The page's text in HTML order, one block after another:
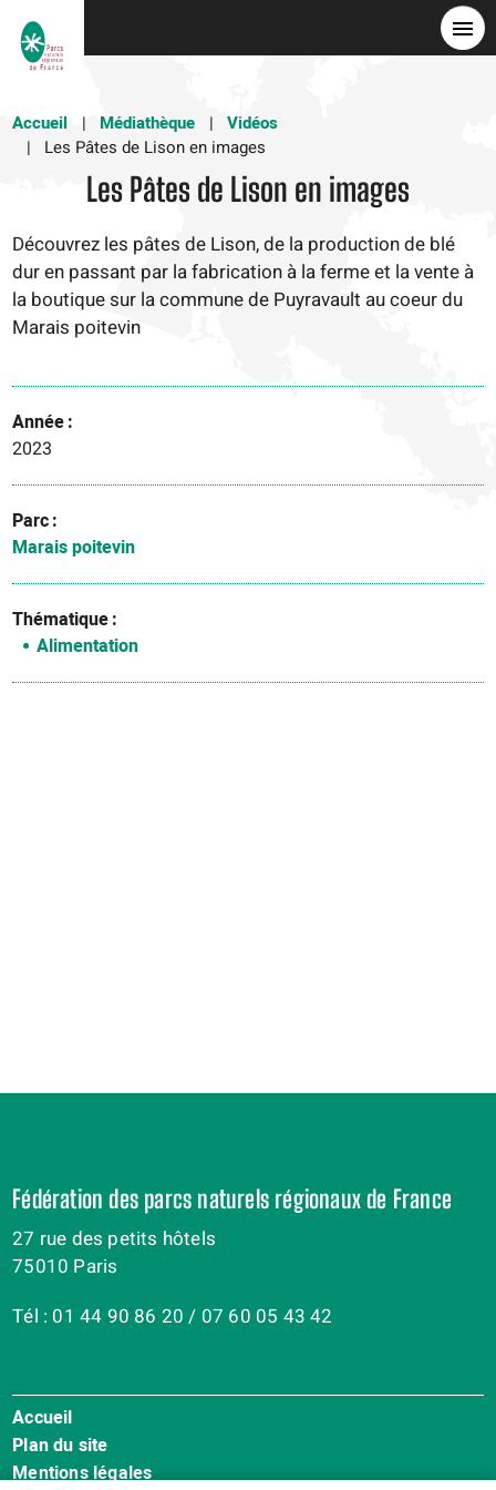
Accueil
Médiathèque
Vidéos
Les Pâtes de Lison en images
Les Pâtes de Lison en images
Découvrez les pâtes de Lison, de la production de blé
dur en passant par la fabrication à la ferme et la vente à
la boutique sur la commune de Puyravault au coeur du
Marais poitevin
Année
2023
Parc
Marais poitevin
Thématique
Alimentation
Fédération des parcs naturels régionaux de France
27 rue des petits hôtels
75010 Paris
Tél : 01 44 90 86 20 / 07 60 05 43 42
Menu
Pied
de
Accueil
Plan du site
Mentions légales